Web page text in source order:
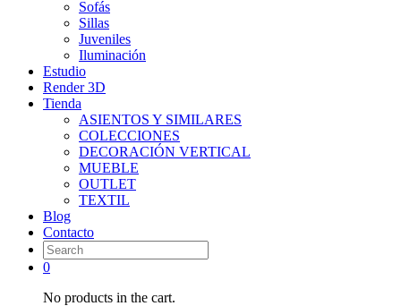
Sofás
Sillas
Juveniles
Iluminación
Estudio
Render 3D
Tienda
ASIENTOS Y SIMILARES
COLECCIONES
DECORACIÓN VERTICAL
MUEBLE
OUTLET
TEXTIL
Blog
Contacto
0
No products in the cart.